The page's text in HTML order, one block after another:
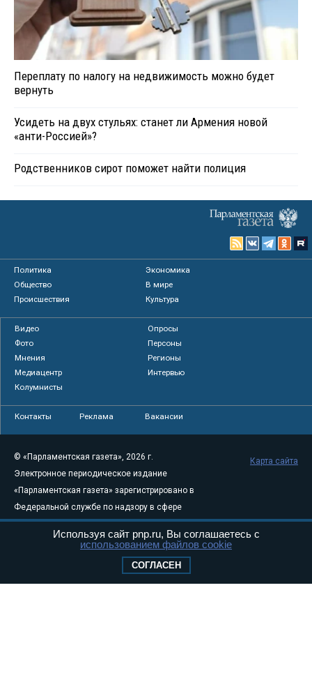
Переплату по налогу на недвижимость можно будет
вернуть
Усидеть на двух стульях: станет ли Армения новой
«анти-Россией»?
Родственников сирот поможет найти полиция
Политика
Экономика
Общество
В мире
Происшествия
Культура
Видео
Опросы
Фото
Персоны
Мнения
Регионы
Медиацентр
Интервью
Колумнисты
Контакты Реклама Вакансии
© «Парламентская газета», 2026 г.
Электронное периодическое издание
«Парламентская газета» зарегистрировано в
Федеральной службе по надзору в сфере
связи, информационных технологий и
массовых коммуникаций (Роскомнадзор) 05
Свидетельство о регистрации Эл № ФС77-
Карта сайта
Используя сайт pnp.ru, Вы соглашаетесь с
использованием файлов cookie
СОГЛАСЕН